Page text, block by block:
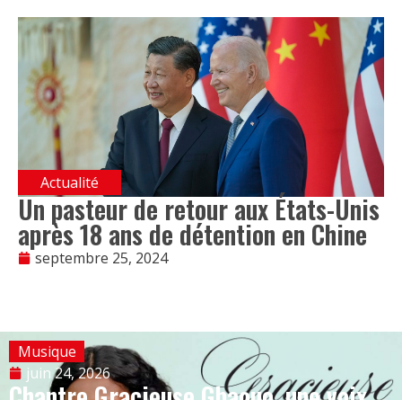
Actualité
Un pasteur de retour aux États-Unis
après 18 ans de détention en Chine
septembre 25, 2024
Musique
juin 24, 2026